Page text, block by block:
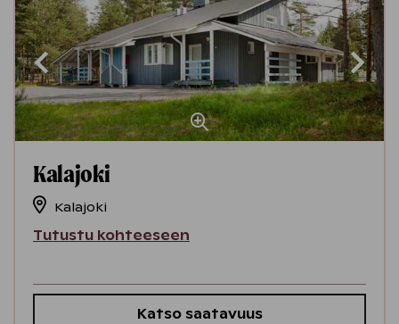
Kalajoki
Kalajoki
Tutustu kohteeseen
Katso saatavuus